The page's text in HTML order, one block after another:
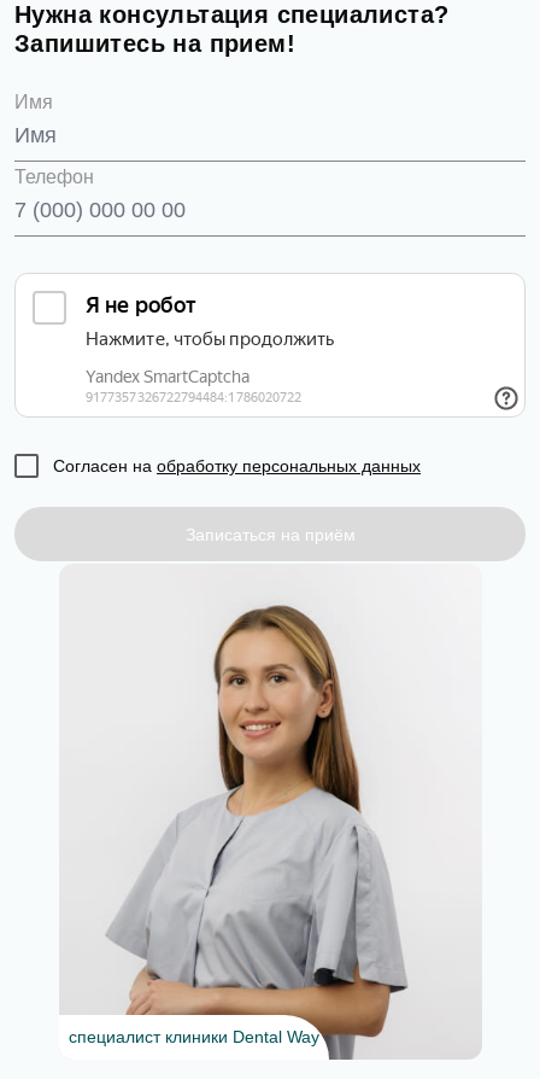
Нужна консультация специалиста?
Запишитесь на прием!
Имя
Телефон
Согласен на обработку персональных данных
Записаться на приём
специалист клиники Dental Way